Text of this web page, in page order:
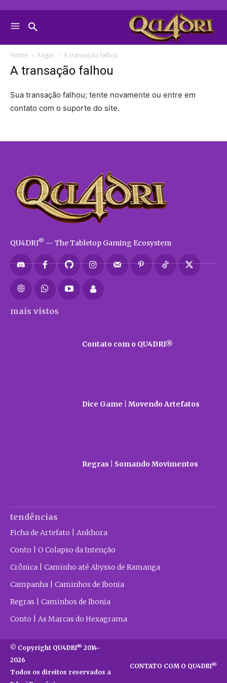
Home Pagar A transação falhou
A transação falhou
Sua transação falhou; tente novamente ou entre em
contato com o suporte do site.
QU4DRI® — The Tabletop Gaming Ecosystem
mais vistos
Contato com o QU4DRI®
Dice Game | Movendo Artefatos
Regras | Somando Movimentos
tendências
Ficha de Artefato | Ankhora
Conto | O Colapso da Intenção
Crônica | Caminho até Abysso de Ramanga
Campanha | Caminhos de Ibonia
Regras | Caminhos de Ibonia
Conto | As Marcas do Hexagrama
© Copyright QU4DRI® 2014-
2026
Todos os direitos reservados a
CONTATO COM O QU4DRI®